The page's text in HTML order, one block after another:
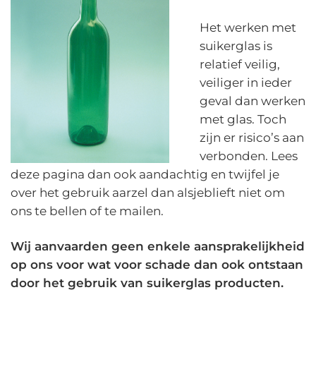
Het werken met
suikerglas is
relatief veilig,
veiliger in ieder
geval dan werken
met glas. Toch
zijn er risico’s aan
verbonden. Lees
deze pagina dan ook aandachtig en twijfel je
over het gebruik aarzel dan alsjeblieft niet om
ons te bellen of te mailen.
Wij aanvaarden geen enkele aansprakelijkheid
op ons voor wat voor schade dan ook ontstaan
door het gebruik van suikerglas producten.